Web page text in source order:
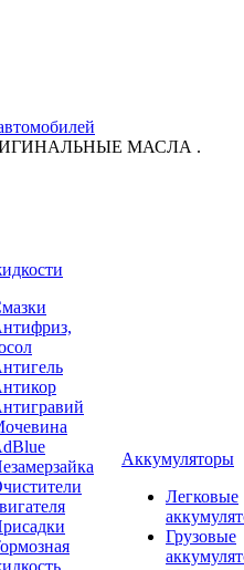
МАСЛА .
Аккумуляторы
Легковые
Грузовые